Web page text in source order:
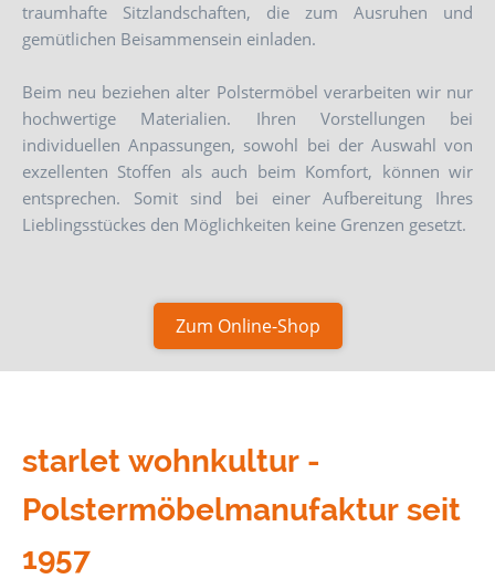
traumhafte Sitzlandschaften, die zum Ausruhen und
gemütlichen Beisammensein einladen.
Beim neu beziehen alter Polstermöbel verarbeiten wir nur
hochwertige Materialien. Ihren Vorstellungen bei
individuellen Anpassungen, sowohl bei der Auswahl von
exzellenten Stoffen als auch beim Komfort, können wir
entsprechen. Somit sind bei einer Aufbereitung Ihres
Lieblingsstückes den Möglichkeiten keine Grenzen gesetzt.
Zum Online-Shop
starlet wohnkultur -
Polstermöbelmanufaktur seit
1957